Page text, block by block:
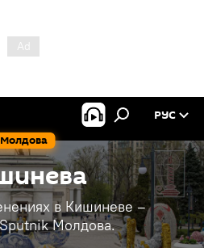
Молдова
РУС
в Кишиневе –
Молдова.